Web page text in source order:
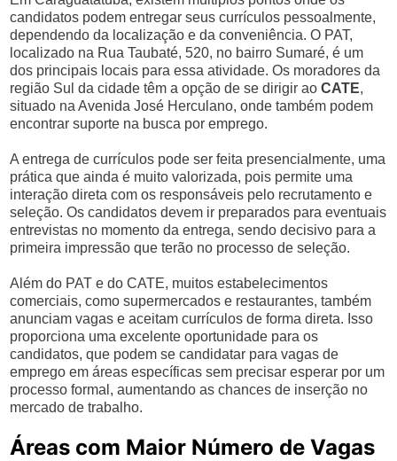
candidatos podem entregar seus currículos pessoalmente,
dependendo da localização e da conveniência. O PAT,
localizado na Rua Taubaté, 520, no bairro Sumaré, é um
dos principais locais para essa atividade. Os moradores da
região Sul da cidade têm a opção de se dirigir aoCATE,
situado na Avenida José Herculano, onde também podem
encontrar suporte na busca por emprego.
A entrega de currículos pode ser feita presencialmente, uma
prática que ainda é muito valorizada, pois permite uma
interação direta com os responsáveis pelo recrutamento e
seleção. Os candidatos devem ir preparados para eventuais
entrevistas no momento da entrega, sendo decisivo para a
primeira impressão que terão no processo de seleção.
Além do PAT e do CATE, muitos estabelecimentos
comerciais, como supermercados e restaurantes, também
anunciam vagas e aceitam currículos de forma direta. Isso
proporciona uma excelente oportunidade para os
candidatos, que podem se candidatar para vagas de
emprego em áreas específicas sem precisar esperar por um
processo formal, aumentando as chances de inserção no
mercado de trabalho.
Áreas com Maior Número de Vagas